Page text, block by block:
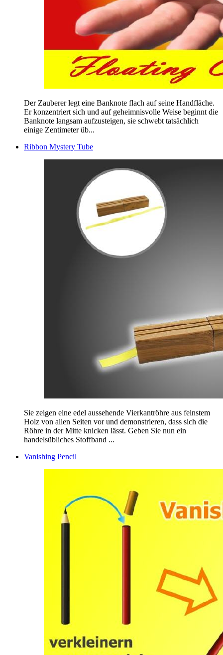
Der Zauberer legt eine Banknote flach auf seine Handfläche.
Er konzentriert sich und auf geheimnisvolle Weise beginnt die
Banknote langsam aufzusteigen, sie schwebt tatsächlich
einige Zentimeter üb...
Ribbon Mystery Tube
Sie zeigen eine edel aussehende Vierkantröhre aus feinstem
Holz von allen Seiten vor und demonstrieren, dass sich die
Röhre in der Mitte knicken lässt. Geben Sie nun ein
handelsübliches Stoffband ...
Vanishing Pencil